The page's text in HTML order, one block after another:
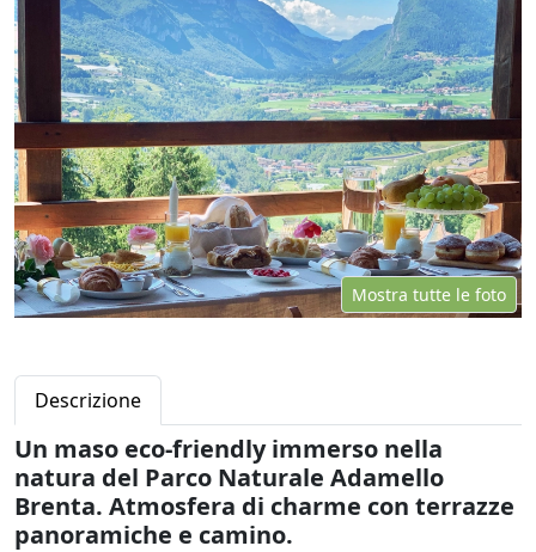
Mostra tutte le foto
Descrizione
Un maso eco-friendly immerso nella
natura del Parco Naturale Adamello
Brenta. Atmosfera di charme con terrazze
panoramiche e camino.